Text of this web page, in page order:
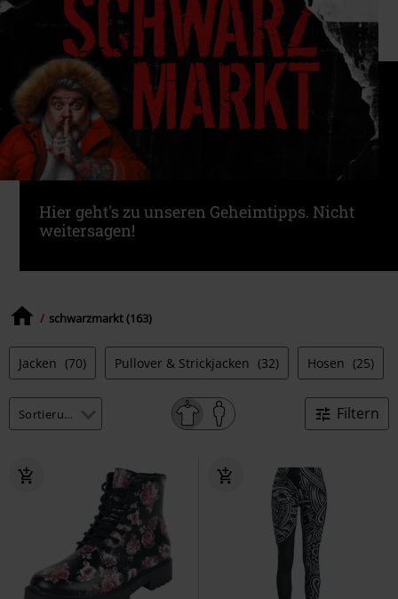
Hier geht's zu unseren Geheimtipps. Nicht
weitersagen!
schwarzmarkt (163)
Jacken (70) Pullover & Strickjacken (32) Hosen (25)
Filtern